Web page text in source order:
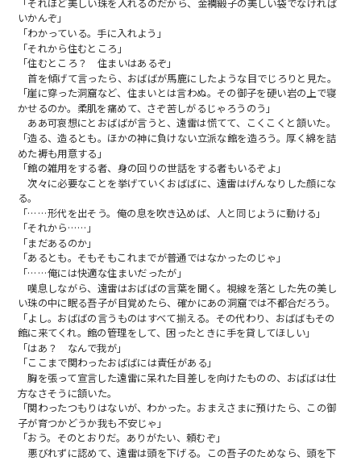
いかんぞ」
「わかっている。手に入れよう」
「それから住むところ」
「住むところ？ 住まいはあるぞ」
首を傾げて言ったら、おばばが馬鹿にしたような目でじろりと見た。
「崖に穿った洞窟など、住まいとは言わぬ。その御子を硬い岩の上で寝
かせるのか。柔肌を痛めて、さぞ苦しがるじゃろうのう」
ああ可哀想にとおばばが言うと、遠雷は慌てて、こくこくと頷いた。
「造る、造るとも。ほかの神に負けない立派な館を造ろう。厚く綿を詰
めた褥も用意する」
「館の雑用をする者、身の回りの世話をする者もいるぞよ」
次々に必要なことを挙げていくおばばに、遠雷はげんなりした顔にな
る。
「……形代を出そう。俺の息を吹き込めば、人と同じように動ける」
「それから……」
「まだあるのか」
「あるとも。そもそもこれまでが普通ではなかったのじゃ」
「……俺には快適な住まいだったが」
嘆息しながら、遠雷はおばばの言葉を聞く。視線を落とした先の美し
い珠の中に眠る吾子が目覚めたら、確かにあの洞窟では不都合だろう。
「よし。おばばの言うものはすべて揃える。その代わり、おばばもその
館に来てくれ。館の管理をして、困ったときに手を貸してほしい」
「はあ？ なんで我が」
「ここまで関わったおばばには責任がある」
胸を張って宣言した遠雷に呆れた目差しを向けたものの、おばばは仕
方なさそうに頷いた。
「関わったつもりはないが、わかった。おまえさまに預けたら、この御
子が育つかどうか我も不安じゃ」
「おう。そのとおりだ。ありがたい、頼むぞ」
悪びれずに認めて、遠雷は頭を下げる。この吾子のためなら、頭を下